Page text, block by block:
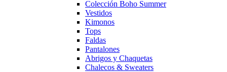
Colección Boho Summer
Vestidos
Kimonos
Tops
Faldas
Pantalones
Abrigos y Chaquetas
Chalecos & Sweaters